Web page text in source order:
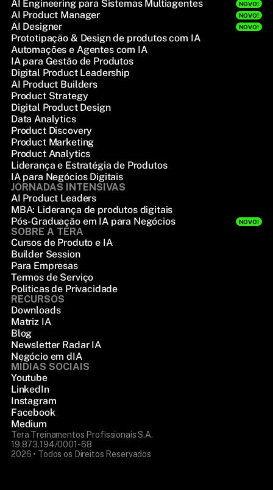
AI Engineering para Sistemas Multiagentes NOVO!
AI Product Manager NOVO!
AI Designer NOVO!
Prototipação & Design de produtos com IA
Automações e Agentes com IA
IA para Gestão de Produtos
Digital Product Leadership
AI Product Builders
Product Strategy
Digital Product Design
Data Analytics
Product Discovery
Product Marketing
Product Analytics
Liderança e Estratégia de Produtos
IA para Negócios Digitais
JORNADAS INTENSIVAS
AI Product Leaders
MBA: Liderança de produtos digitais
Pós-Graduação em IA para Negócios
NOVO!
SOBRE A TERA
Cursos de Produto e IA
Builder Session
Para Empresas
Termos de Serviço
Politicas de Privacidade
RECURSOS
Downloads
Matriz IA
Blog
Newsletter Radar IA
Negócio em dIA
MÍDIAS SOCIAIS
Youtube
LinkedIn
Instagram
Facebook
Medium
Tera Treinamentos Profissionais S.A.
19.873.194/0001-68
2026 • Todos os Direitos Reservados